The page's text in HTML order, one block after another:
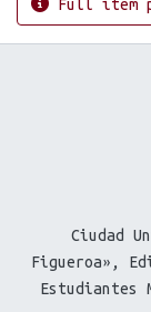
Full item
Ciudad
Figueroa»,
Estudiantes